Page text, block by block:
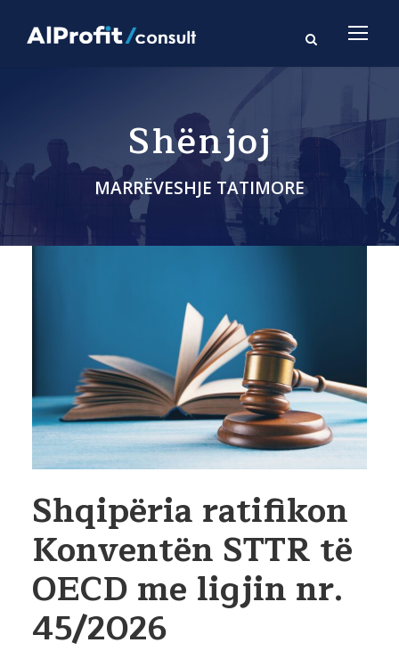
Shënjoj
MARRËVESHJE TATIMORE
Shqipëria ratifikon
Konventën STTR të
OECD me ligjin nr.
45/2026